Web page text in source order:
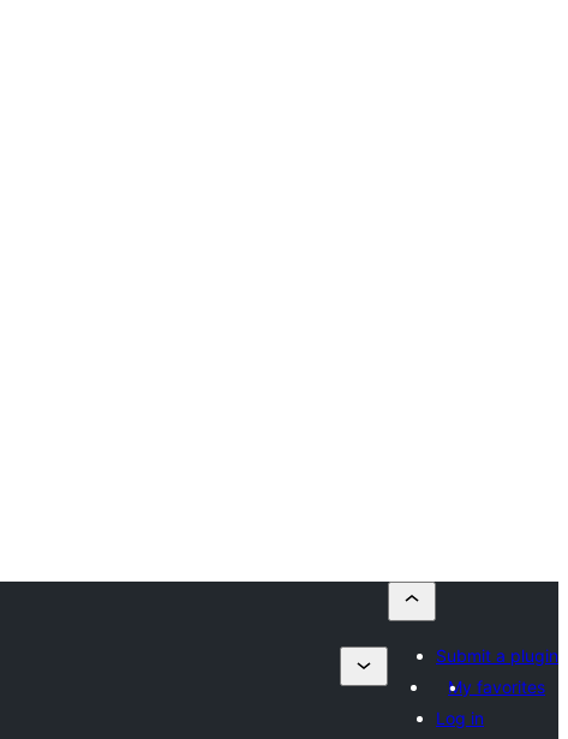
Submit a plugin
My favorites
Log in